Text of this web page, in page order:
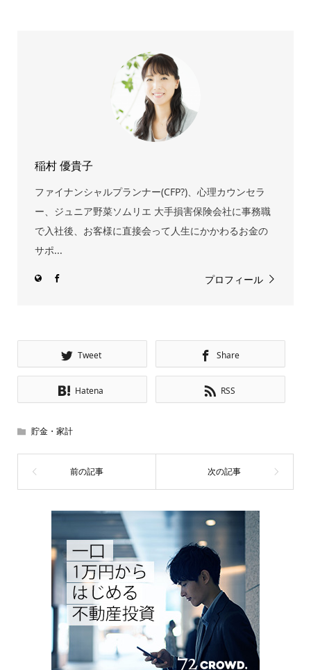
稲村 優貴子
ファイナンシャルプランナー(CFP?)、心理カウンセラ
ー、ジュニア野菜ソムリエ 大手損害保険会社に事務職
で入社後、お客様に直接会って人生にかかわるお金の
サポ...
プロフィール
Tweet Share
Hatena RSS
貯金・家計